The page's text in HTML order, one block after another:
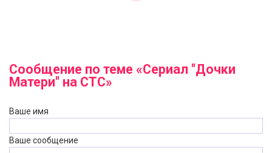
Сообщение по теме «Сериал "Дочки
Матери" на СТС»
Ваше имя
Ваше сообщение